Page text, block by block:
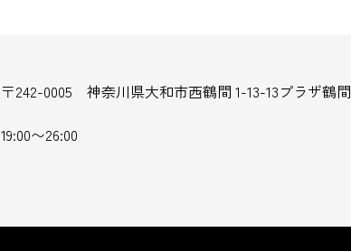
〒242-0005 神奈川県大和市西鶴間 1-13-13プラザ鶴間
19:00〜26:00